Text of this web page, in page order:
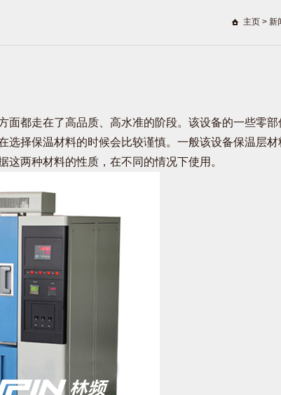
主页 > 新
面都走在了高品质、高水准的阶段。该设备的一些零部
择保温材料的时候会比较谨慎。一般该设备保温层材
两种材料的性质，在不同的情况下使用。